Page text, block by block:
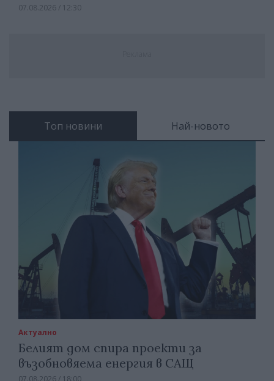
07.08.2026 / 12:30
Топ новини Най-новото
Актуално
Белият дом спира проекти за
възобновяема енергия в САЩ